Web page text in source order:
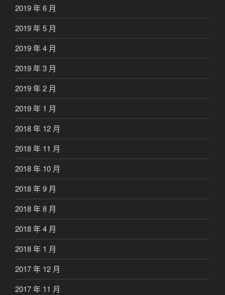
2019 年 6 月
2019 年 5 月
2019 年 4 月
2019 年 3 月
2019 年 2 月
2019 年 1 月
2018 年 12 月
2018 年 11 月
2018 年 10 月
2018 年 9 月
2018 年 8 月
2018 年 4 月
2018 年 1 月
2017 年 12 月
2017 年 11 月